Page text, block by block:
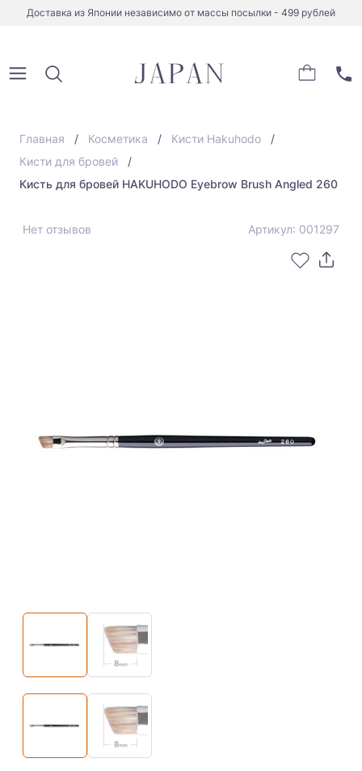
Доставка из Японии независимо от массы посылки - 499 рублей
Главная Косметика
Кисти Hakuhodo
Кисти для бровей
Кисть для бровей HAKUHODO Eyebrow Brush Angled 260
Нет отзывов Артикул: 001297